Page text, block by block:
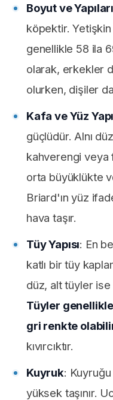
Boyut ve Yapıları
köpektir.
genellikle 58 ila
olarak, erkekler
olurken, dişiler
Kafa ve Yüz
güçlüdür. Alnı
kahverengi veya
orta büyüklükte
Briard'ın yüz
hava taşır.
Tüy Yapısı: En
katlı bir tüy
düz, alt tüyler
Tüyler
gri renkte
kıvırcıktır.
Kuyruk:
yüksek taşınır.